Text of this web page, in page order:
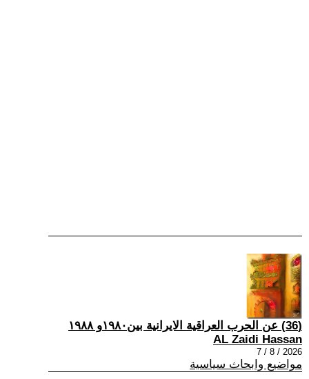
(36) عن الحرب العراقية الايرانية بين١٩٨٠و ١٩٨٨
AL Zaidi Hassan
2026 / 8 / 7
مواضيع وابحاث سياسية